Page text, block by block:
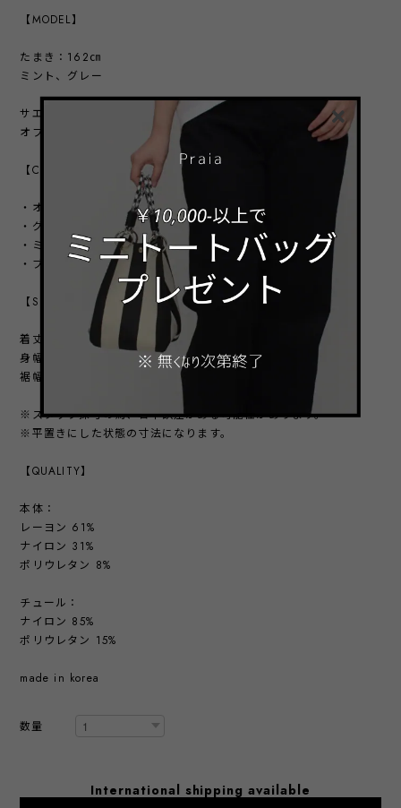
【MODEL】
たまき：162㎝
ミント、グレー
サエラ：168㎝
オフ、ブラック
【COLOR VARIATION】
・オフ
・グレー
・ミント
・ブラック
【SIZE】
着丈：62㎝
身幅：50.5㎝
裾幅：50.5㎝
※スタッフ採寸の為、若干誤差がある可能性があります。
※平置きにした状態の寸法になります。
【QUALITY】
本体：
レーヨン 61%
ナイロン 31%
ポリウレタン 8%
チュール：
ナイロン 85%
ポリウレタン 15%
made in korea
数量
International shipping available